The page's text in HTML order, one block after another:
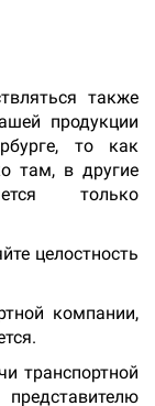
также
продукции
то как
там, в другие
только
целостность
компании,
транспортной